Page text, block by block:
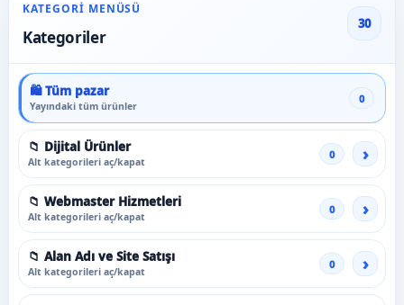
KATEGORI MENÜSÜ
Kategoriler
30
🛍️ Tüm pazar
Yayındaki tüm ürünler
0
📁 Dijital Ürünler
Alt kategorileri aç/kapat
0
📁 Webmaster Hizmetleri
Alt kategorileri aç/kapat
0
📁 Alan Adı ve Site Satışı
Alt kategorileri aç/kapat
0